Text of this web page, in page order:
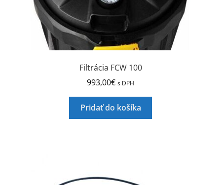
Filtrácia FCW 100
993,00€ s DPH
Pridať do košíka